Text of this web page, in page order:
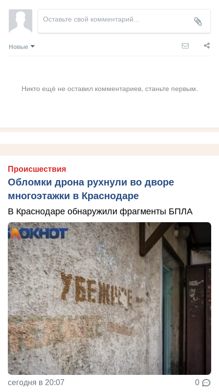
Новые
Никто ещё не оставил комментариев, станьте первым.
Происшествия
Обломки дрона рухнули во дворе
многоэтажки в Краснодаре
В Краснодаре обнаружили фрагменты БПЛА
сегодня в 20:07 0